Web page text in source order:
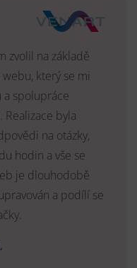
zvolil na základě
který se mi
spolupráce
byla
na otázky,
hodin a vše se
je dlouhodobě
a podílí se
,